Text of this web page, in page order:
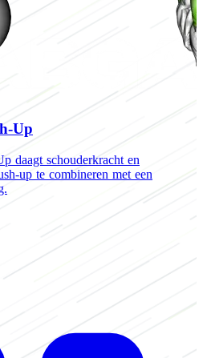
Up
daagt schouderkracht en
up te combineren met een